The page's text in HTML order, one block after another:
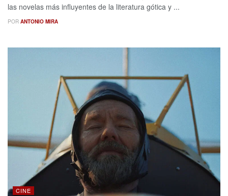
las novelas más influyentes de la literatura gótica y ...
POR ANTONIO MIRA
CINE